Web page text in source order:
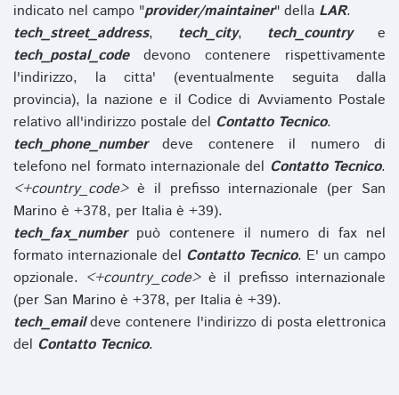
indicato nel campo "provider/maintainer" della LAR.
tech_street_address, tech_city, tech_countrye
tech_postal_codedevono contenere rispettivamente
l'indirizzo, la citta' (eventualmente seguita dalla
provincia), la nazione e il Codice di Avviamento Postale
relativo all'indirizzo postale del Contatto Tecnico.
tech_phone_numberdeve contenere il numero di
telefono nel formato internazionale del Contatto Tecnico.
<+country_code>è il prefisso internazionale (per San
Marino è +378, per Italia è +39).
tech_fax_numberpuò contenere il numero di fax nel
formato internazionale del Contatto Tecnico. E' un campo
opzionale. <+country_code>è il prefisso internazionale
(per San Marino è +378, per Italia è +39).
tech_emaildeve contenere l'indirizzo di posta elettronica
del Contatto Tecnico.